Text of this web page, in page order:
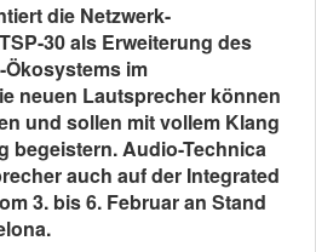
die Netzwerk-
30 als Erweiterung des
im
neuen Lautsprecher können
und sollen mit vollem Klang
begeistern. Audio-Technica
auch auf der Integrated
3. bis 6. Februar an Stand